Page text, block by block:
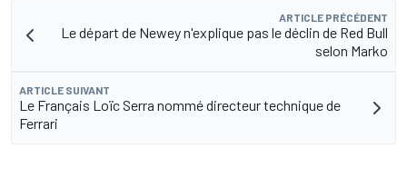
ARTICLE PRÉCÉDENT
Le départ de Newey n'explique pas le déclin de Red Bull
selon Marko
ARTICLE SUIVANT
Le Français Loïc Serra nommé directeur technique de
Ferrari